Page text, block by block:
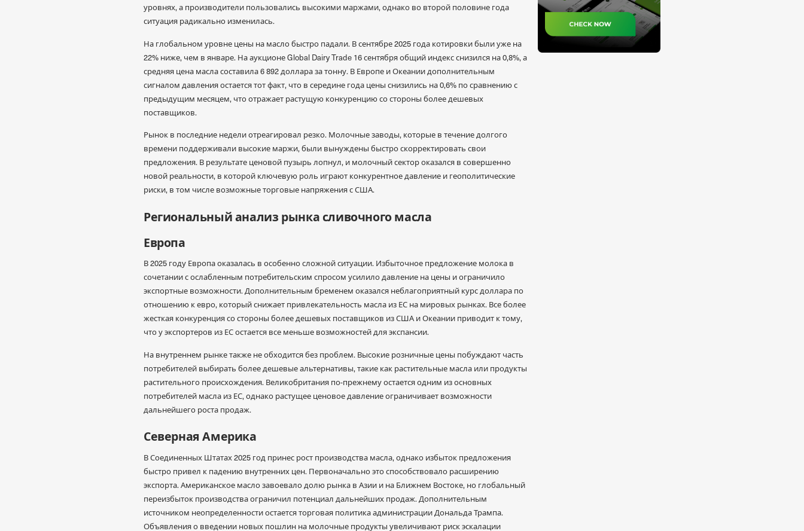
уровнях, а производители пользовались высокими маржами, однако во второй половине года
ситуация радикально изменилась.
На глобальном уровне цены на масло быстро падали. В сентябре 2025 года котировки были уже на
22% ниже, чем в январе. На аукционе Global Dairy Trade 16 сентября общий индекс снизился на 0,8%, а
средняя цена масла составила 6 892 доллара за тонну. В Европе и Океании дополнительным
сигналом давления остается тот факт, что в середине года цены снизились на 0,6% по сравнению с
предыдущим месяцем, что отражает растущую конкуренцию со стороны более дешевых
поставщиков.
Рынок в последние недели отреагировал резко. Молочные заводы, которые в течение долгого
времени поддерживали высокие маржи, были вынуждены быстро скорректировать свои
предложения. В результате ценовой пузырь лопнул, и молочный сектор оказался в совершенно
новой реальности, в которой ключевую роль играют конкурентное давление и геополитические
риски, в том числе возможные торговые напряжения с США.
Региональный анализ рынка сливочного масла
Европа
В 2025 году Европа оказалась в особенно сложной ситуации. Избыточное предложение молока в
сочетании с ослабленным потребительским спросом усилило давление на цены и ограничило
экспортные возможности. Дополнительным бременем оказался неблагоприятный курс доллара по
отношению к евро, который снижает привлекательность масла из ЕС на мировых рынках. Все более
жесткая конкуренция со стороны более дешевых поставщиков из США и Океании приводит к тому,
что у экспортеров из ЕС остается все меньше возможностей для экспансии.
На внутреннем рынке также не обходится без проблем. Высокие розничные цены побуждают часть
потребителей выбирать более дешевые альтернативы, такие как растительные масла или продукты
растительного происхождения. Великобритания по-прежнему остается одним из основных
потребителей масла из ЕС, однако растущее ценовое давление ограничивает возможности
дальнейшего роста продаж.
Северная Америка
В Соединенных Штатах 2025 год принес рост производства масла, однако избыток предложения
быстро привел к падению внутренних цен. Первоначально это способствовало расширению
экспорта. Американское масло завоевало долю рынка в Азии и на Ближнем Востоке, но глобальный
переизбыток производства ограничил потенциал дальнейших продаж. Дополнительным
источником неопределенности остается торговая политика администрации Дональда Трампа.
Объявления о введении новых пошлин на молочные продукты увеличивают риск эскалации